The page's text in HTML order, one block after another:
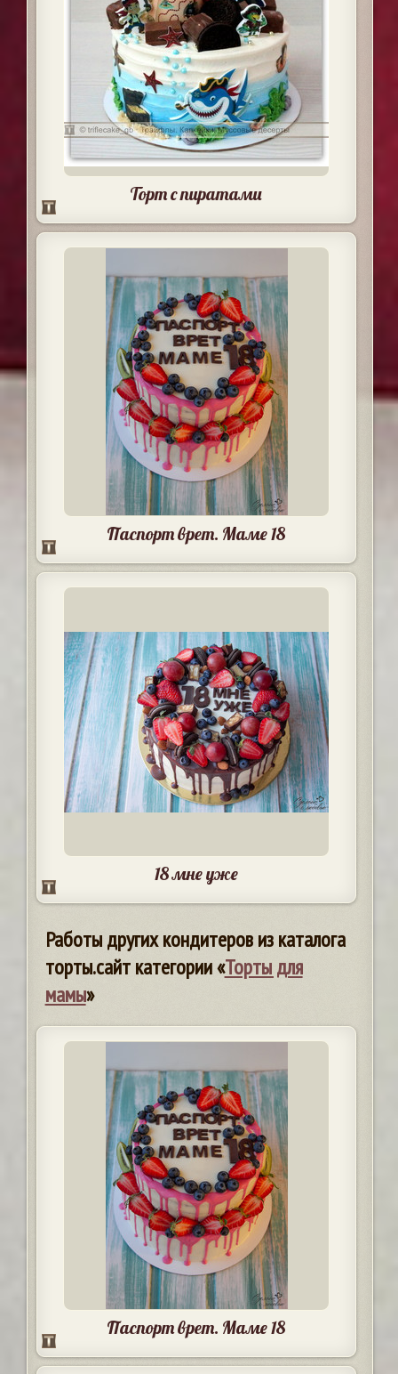
Торт с пиратами
Паспорт врет. Маме 18
18 мне уже
Работы других кондитеров из каталога
торты.сайт категории «Торты для
мамы»
Паспорт врет. Маме 18